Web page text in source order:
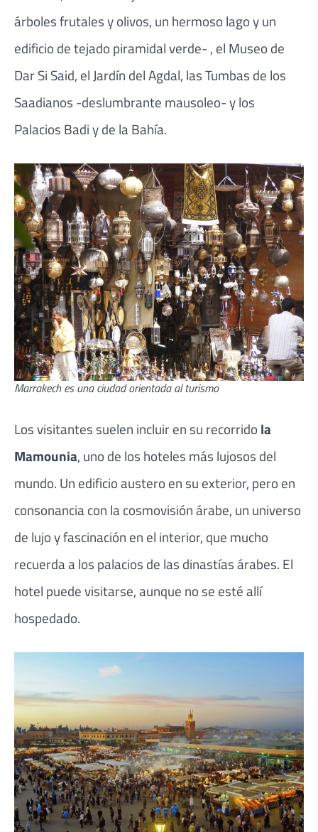
árboles frutales y olivos, un hermoso lago y un
edificio de tejado piramidal verde- , el Museo de
Dar Si Said, el Jardín del Agdal, las Tumbas de los
Saadianos -deslumbrante mausoleo- y los
Palacios Badi y de la Bahía.
Marrakech es una ciudad orientada al turismo
Los visitantes suelen incluir en su recorrido la
Mamounia, uno de los hoteles más lujosos del
mundo. Un edificio austero en su exterior, pero en
consonancia con la cosmovisión árabe, un universo
de lujo y fascinación en el interior, que mucho
recuerda a los palacios de las dinastías árabes. El
hotel puede visitarse, aunque no se esté allí
hospedado.